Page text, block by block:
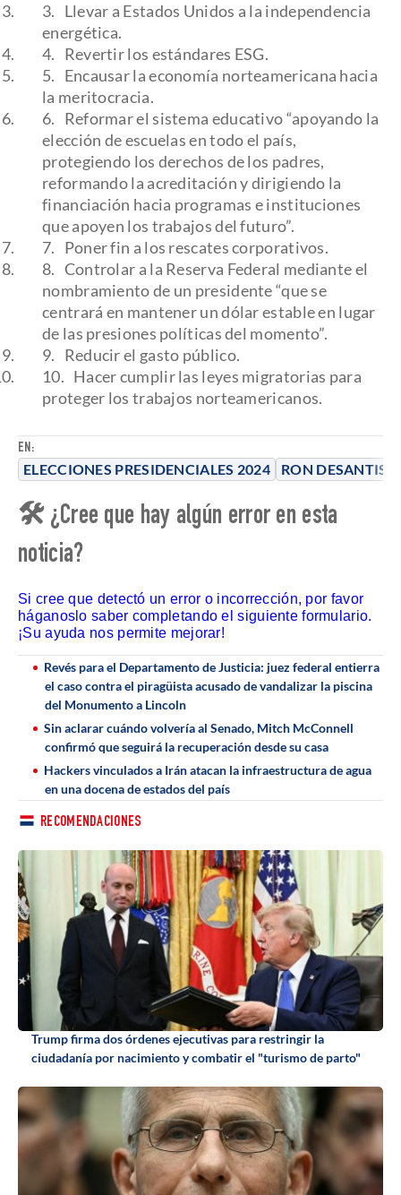
EN:
ELECCIONES PRESIDENCIALES 2024 RON DESANTIS
Llevar a Estados Unidos a la independencia
energética.
Revertir los estándares ESG.
Encausar la economía norteamericana hacia
la meritocracia.
Reformar el sistema educativo “apoyando la
elección de escuelas en todo el país,
protegiendo los derechos de los padres,
reformando la acreditación y dirigiendo la
financiación hacia programas e instituciones
que apoyen los trabajos del futuro”.
Poner fin a los rescates corporativos.
Controlar a la Reserva Federal mediante el
nombramiento de un presidente “que se
centrará en mantener un dólar estable en lugar
de las presiones políticas del momento”.
Reducir el gasto público.
Hacer cumplir las leyes migratorias para
proteger los trabajos norteamericanos.
🛠 ¿Cree que hay algún error en esta
noticia?
Si cree que detectó un error o incorrección, por favor
háganoslo saber completando el siguiente formulario.
¡Su ayuda nos permite mejorar!
Revés para el Departamento de Justicia: juez federal entierra
el caso contra el piragüista acusado de vandalizar la piscina
del Monumento a Lincoln
Sin aclarar cuándo volvería al Senado, Mitch McConnell
confirmó que seguirá la recuperación desde su casa
Hackers vinculados a Irán atacan la infraestructura de agua
en una docena de estados del país
RECOMENDACIONES
Trump firma dos órdenes ejecutivas para restringir la
ciudadanía por nacimiento y combatir el "turismo de parto"